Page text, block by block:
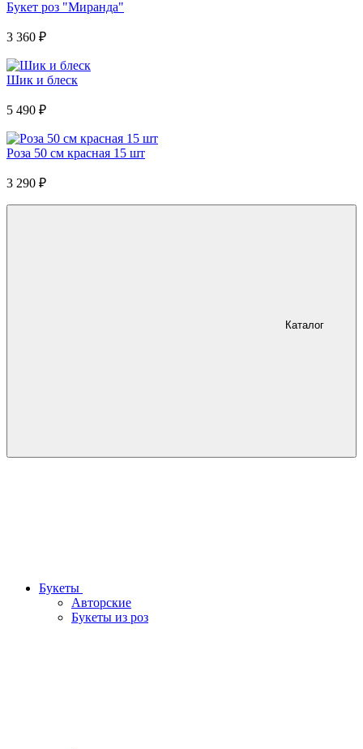
Букет роз "Миранда"
3 360 ₽
Шик и блеск
5 490 ₽
Роза 50 см красная 15 шт
3 290 ₽
Каталог
Букеты
Авторские
Букеты из роз